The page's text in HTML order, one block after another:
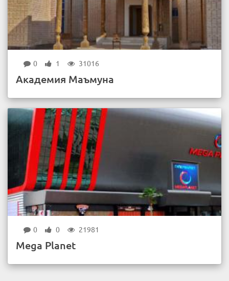
0 1 31016
Академия Маъмуна
0 0 21981
Mega Planet